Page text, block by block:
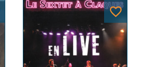
favorite_border